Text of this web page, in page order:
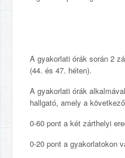
A gyakorlati órák során 2
(44. és 47. héten).
A gyakorlati órák
hallgató, amely a
0-60 pont a két zárthelyi
0-20 pont a gyakorlatokon